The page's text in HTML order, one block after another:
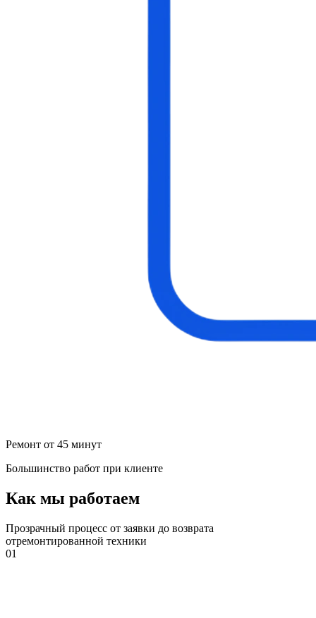
Ремонт от 45 минут
Большинство работ при клиенте
Как мы работаем
Прозрачный процесс от заявки до возврата
отремонтированной техники
01